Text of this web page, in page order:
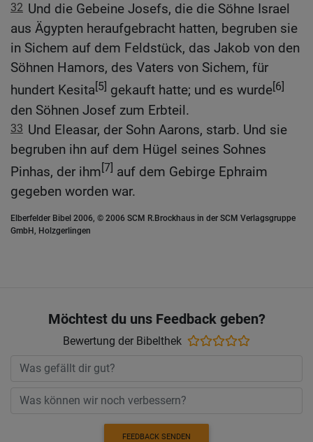
32 Und die Gebeine Josefs, die die Söhne Israel
aus Ägypten heraufgebracht hatten, begruben sie
in Sichem auf dem Feldstück, das Jakob von den
Söhnen Hamors, des Vaters von Sichem, für
hundert Kesita[5] gekauft hatte; und es wurde[6]
den Söhnen Josef zum Erbteil.
33 Und Eleasar, der Sohn Aarons, starb. Und sie
begruben ihn auf dem Hügel seines Sohnes
Pinhas, der ihm[7] auf dem Gebirge Ephraim
gegeben worden war.
Elberfelder Bibel 2006, © 2006 SCM R.Brockhaus in der SCM Verlagsgruppe
GmbH, Holzgerlingen
Möchtest du uns Feedback geben?
Bewertung der Bibelthek
FEEDBACK SENDEN